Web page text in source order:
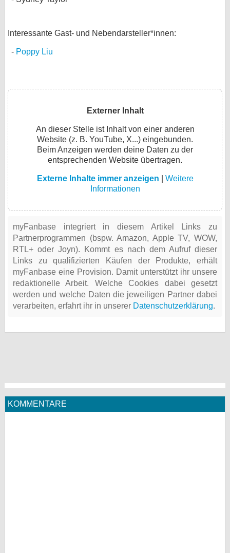
Interessante Gast- und Nebendarsteller*innen:
Poppy Liu
Externer Inhalt
An dieser Stelle ist Inhalt von einer anderen
Website (z. B. YouTube, X...) eingebunden.
Beim Anzeigen werden deine Daten zu der
entsprechenden Website übertragen.
Externe Inhalte immer anzeigen
Weitere
Informationen
myFanbase integriert in diesem Artikel Links zu
Partnerprogrammen (bspw. Amazon, Apple TV, WOW,
RTL+ oder Joyn). Kommt es nach dem Aufruf dieser
Links zu qualifizierten Käufen der Produkte, erhält
myFanbase eine Provision. Damit unterstützt ihr unsere
redaktionelle Arbeit. Welche Cookies dabei gesetzt
werden und welche Daten die jeweiligen Partner dabei
verarbeiten, erfahrt ihr in unserer Datenschutzerklärung.
KOMMENTARE